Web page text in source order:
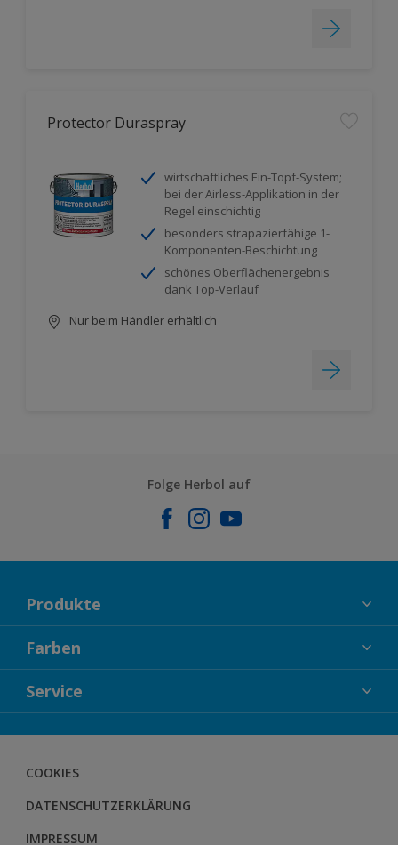
Protector Duraspray
wirtschaftliches Ein-Topf-System;
bei der Airless-Applikation in der
Regel einschichtig
besonders strapazierfähige 1-
Komponenten-Beschichtung
schönes Oberflächenergebnis
dank Top-Verlauf
Nur beim Händler erhältlich
Folge Herbol auf
Produkte
FASSADENFARBEN
INNENFARBEN
LACKE
BODENSYSTEM
Farben
KOLLEKTIONEN
FARBTRENDS
FARBBERATUNG
Service
HERBOL NACHRICHTEN
HERBOL WERBEMITTELSHOP
SCHULUNGEN
COOKIES
DATENSCHUTZERKLÄRUNG
IMPRESSUM